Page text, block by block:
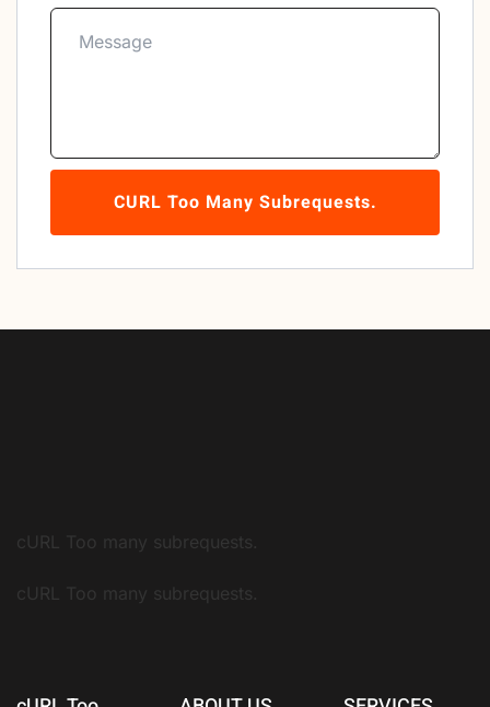
CURL Too Many Subrequests.
cURL Too many subrequests.
cURL Too many subrequests.